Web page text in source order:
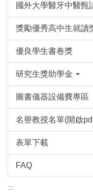
國外大學醫牙中醫甄
獎勵優秀高中生就讀
優良學生書卷獎
研究生獎助學金
圖書儀器設備費專區
名譽教授名單(開啟
表單下載
FAQ
:::